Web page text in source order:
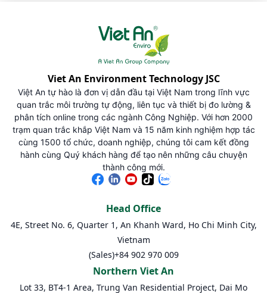
Viet An Environment Technology JSC
Việt An tự hào là đơn vị dẫn đầu tại Việt Nam trong lĩnh vực
quan trắc môi trường tự động, liên tục và thiết bị đo lường &
phân tích online trong các ngành Công Nghiệp. Với hơn 2000
trạm quan trắc khắp Việt Nam và 15 năm kinh nghiệm hợp tác
cùng 1500 tổ chức, doanh nghiệp, chúng tôi cam kết đồng
hành cùng Quý khách hàng để tạo nên những câu chuyện
thành công mới.
Head Office
4E, Street No. 6, Quarter 1, An Khanh Ward, Ho Chi Minh City,
Vietnam
(Sales)+84 902 970 009
Northern Viet An
Lot 33, BT4-1 Area, Trung Van Residential Project, Dai Mo